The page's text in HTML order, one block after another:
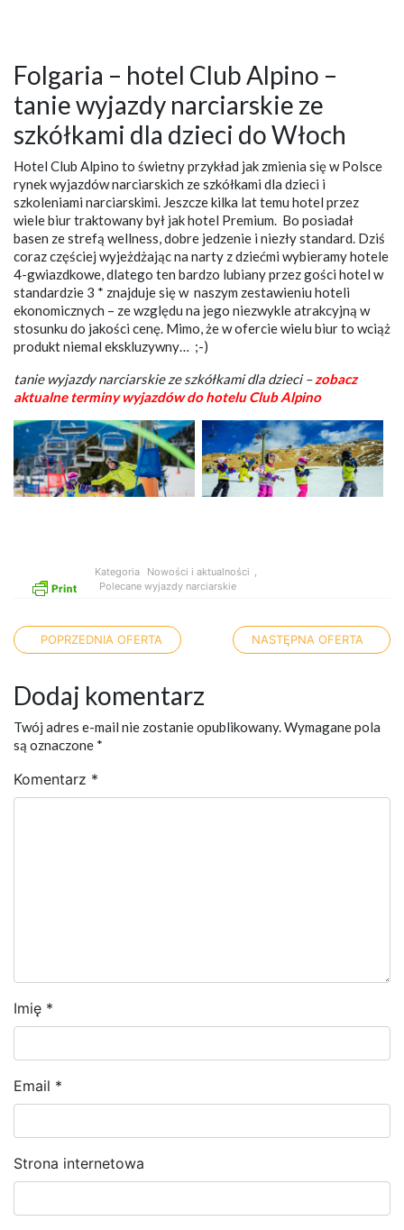
Folgaria – hotel Club Alpino –
tanie wyjazdy narciarskie ze
szkółkami dla dzieci do Włoch
Hotel Club Alpino to świetny przykład jak zmienia się w Polsce
rynek wyjazdów narciarskich ze szkółkami dla dzieci i
szkoleniami narciarskimi. Jeszcze kilka lat temu hotel przez
wiele biur traktowany był jak hotel Premium. Bo posiadał
basen ze strefą wellness, dobre jedzenie i niezły standard. Dziś
coraz częściej wyjeżdżając na narty z dziećmi wybieramy hotele
4-gwiazdkowe, dlatego ten bardzo lubiany przez gości hotel w
standardzie 3 * znajduje się w naszym zestawieniu hoteli
ekonomicznych – ze względu na jego niezwykle atrakcyjną w
stosunku do jakości cenę. Mimo, że w ofercie wielu biur to wciąż
produkt niemal ekskluzywny… ;-)
tanie wyjazdy narciarskie ze szkółkami dla dzieci –zobacz
aktualne terminy wyjazdów do hotelu Club Alpino
Kategoria Nowości i aktualności
Polecane wyjazdy narciarskie
Nawigacja po artykułach
POPRZEDNIA OFERTA NASTĘPNA OFERTA
Dodaj komentarz
Twój adres e-mail nie zostanie opublikowany.Wymagane pola
są oznaczone *
Komentarz *
Imię *
Email *
Strona internetowa